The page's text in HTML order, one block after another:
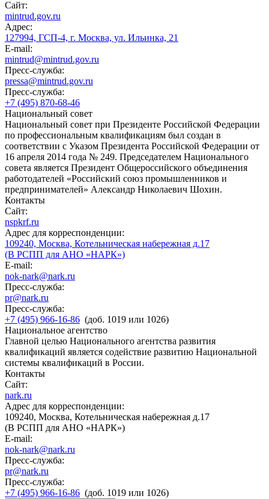
Сайт:
mintrud.gov.ru
Адрес:
127994, ГСП-4, г. Москва, ул. Ильинка, 21
E-mail:
mintrud@mintrud.gov.ru
Пресс-служба:
pressa@mintrud.gov.ru
Пресс-служба:
+7 (495) 870-68-46
Национальный совет
Национальный совет при Президенте Российской Федерации
по профессиональным квалификациям был создан в
соответствии с Указом Президента Российской Федерации от
16 апреля 2014 года № 249. Председателем Национального
совета является Президент Общероссийского объединения
работодателей «Российский союз промышленников и
предпринимателей» Александр Николаевич Шохин.
Контакты
Сайт:
nspkrf.ru
Адрес для корреспонденции:
109240, Москва, Котельническая набережная д.17
(В РСПП для АНО «НАРК»)
E-mail:
nok-nark@nark.ru
Пресс-служба:
pr@nark.ru
Пресс-служба:
+7 (495) 966-16-86 (доб. 1019 или 1026)
Национальное агентство
Главной целью Национального агентства развития
квалификаций является содействие развитию Национальной
системы квалификаций в России.
Контакты
Сайт:
nark.ru
Адрес для корреспонденции:
109240, Москва, Котельническая набережная д.17
(В РСПП для АНО «НАРК»)
E-mail:
nok-nark@nark.ru
Пресс-служба:
pr@nark.ru
Пресс-служба:
+7 (495) 966-16-86 (доб. 1019 или 1026)